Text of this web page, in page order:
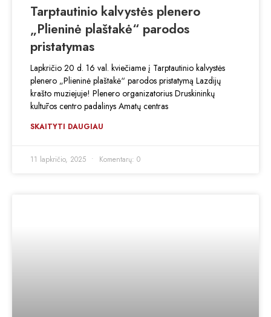
Tarptautinio kalvystės plenero
„Plieninė plaštakė“ parodos
pristatymas
Lapkričio 20 d. 16 val. kviečiame į Tarptautinio kalvystės
plenero „Plieninė plaštakė“ parodos pristatymą Lazdijų
krašto muziejuje! Plenero organizatorius Druskininkų
kultūros centro padalinys Amatų centras
SKAITYTI DAUGIAU
11 lapkričio, 2025 Komentarų: 0